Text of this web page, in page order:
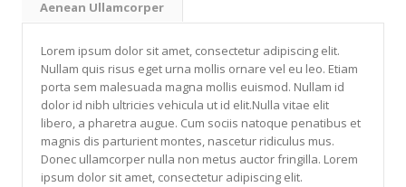
Aenean Ullamcorper
Lorem ipsum dolor sit amet, consectetur adipiscing elit.
Nullam quis risus eget urna mollis ornare vel eu leo. Etiam
porta sem malesuada magna mollis euismod. Nullam id
dolor id nibh ultricies vehicula ut id elit.Nulla vitae elit
libero, a pharetra augue. Cum sociis natoque penatibus et
magnis dis parturient montes, nascetur ridiculus mus.
Donec ullamcorper nulla non metus auctor fringilla. Lorem
ipsum dolor sit amet, consectetur adipiscing elit.